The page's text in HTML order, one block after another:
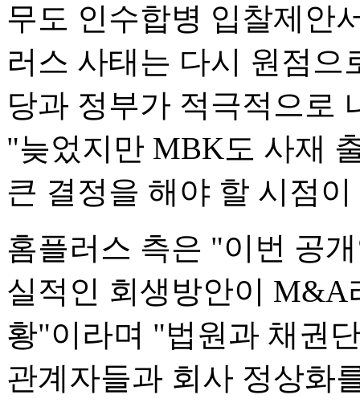
무도 인수합병 입찰제안
러스 사태는 다시 원점
당과 정부가 적극적으로
"늦었지만 MBK도 사재
큰 결정을 해야 할 시점
홈플러스 측은 "이번 공
실적인 회생방안이 M&A
황"이라며 "법원과 채권
관계자들과 회사 정상화